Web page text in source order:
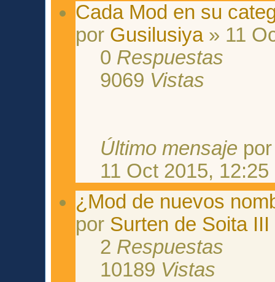
Cada Mod en su
por Gusilusiya» 11
0 Respuestas
9069 Vistas
Último mensaje
11 Oct 2015, 12:25
¿Mod de nuevos
por Surten de Soita III
2 Respuestas
10189 Vistas